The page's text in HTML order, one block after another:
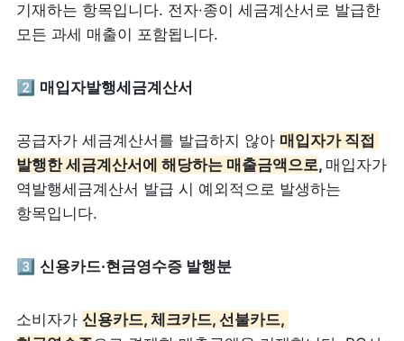
기재하는 항목입니다. 전자·종이 세금계산서로 발급한
모든 과세 매출이 포함됩니다.
2️⃣ 매입자발행세금계산서
공급자가 세금계산서를 발급하지 않아 매입자가 직접
발행한 세금계산서에 해당하는 매출금액으로, 매입자가
역발행세금계산서 발급 시 예외적으로 발생하는
항목입니다.
3️⃣ 신용카드·현금영수증 발행분
소비자가 신용카드, 체크카드, 선불카드,